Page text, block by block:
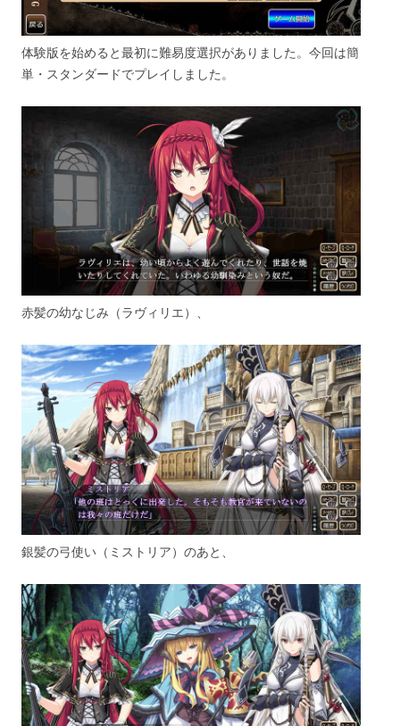
体験版を始めると最初に難易度選択がありました。今回は簡
単・スタンダードでプレイしました。
赤髪の幼なじみ（ラヴィリエ）、
銀髪の弓使い（ミストリア）のあと、